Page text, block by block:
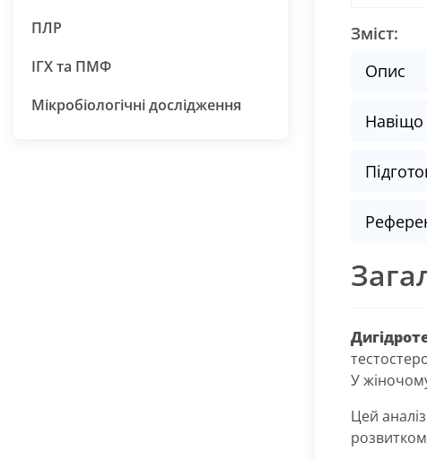
ПЛР
ІГХ та ПМФ
Мікробіологічні дослідження
Зміст:
Опис
Навіщо
У
Цей
розвитком